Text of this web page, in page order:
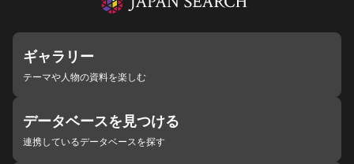
ギャラリー
テーマや人物の資料を楽しむ
データベースを見つける
連携しているデータベースを探す